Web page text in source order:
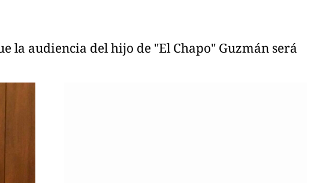
la audiencia del hijo de "El Chapo" Guzmán será